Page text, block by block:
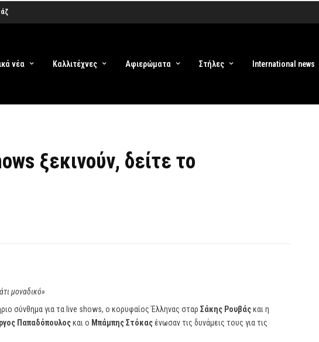
νέα Καλλιτέχνες Αφιερώματα Στήλες International news
ξεκινούν, δείτε το
μοναδικό»
σύνθημα για τα live shows, ο κορυφαίος Έλληνας σταρ Σάκης Ρουβάςκαι η
Παπαδόπουλοςκαι ο Μπάμπης Στόκαςένωσαν τις δυνάμεις τους για τις